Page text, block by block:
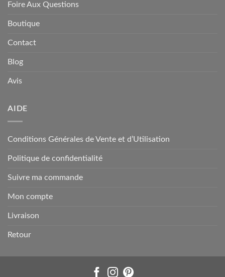
Foire Aux Questions
Boutique
Contact
Blog
Avis
AIDE
Conditions Générales de Vente et d’Utilisation
Politique de confidentialité
Suivre ma commande
Mon compte
Livraison
Retour